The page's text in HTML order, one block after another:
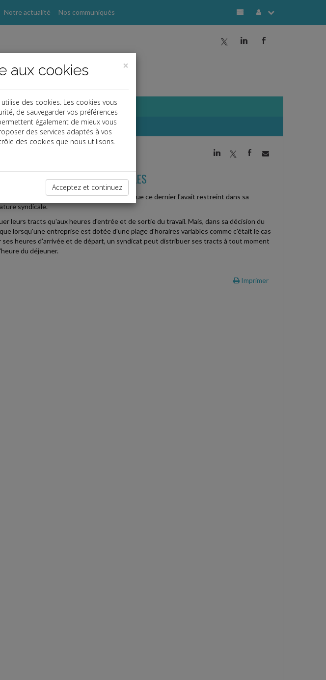
Notre actualité Nos communiqués
b
j
a
j a b
EN CAS D'HORAIRES VARIABLES
un employeur pour discrimination au motif que ce dernier l'avait restreint dans sa
syndicale.
leurs tracts qu'aux heures d'entrée et de sortie du travail. Mais, dans sa décision du
lorsqu'une entreprise est dotée d'une plage d'horaires variables comme c'était le cas
ses heures d'arrivée et de départ, un syndicat peut distribuer ses tracts à tout moment
du déjeuner.
Imprimer
×
aux cookies
des cookies. Les cookies vous
de sauvegarder vos préférences
également de mieux vous
des services adaptés à vos
des cookies que nous utilisons.
Acceptez et continuez